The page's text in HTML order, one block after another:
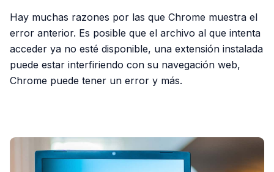
Hay muchas razones por las que Chrome muestra el
error anterior. Es posible que el archivo al que intenta
acceder ya no esté disponible, una extensión instalada
puede estar interfiriendo con su navegación web,
Chrome puede tener un error y más.